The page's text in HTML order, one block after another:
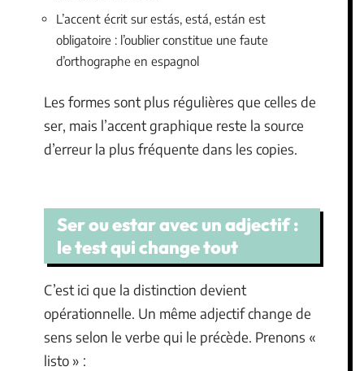
L’accent écrit sur estás, está, están est
obligatoire : l’oublier constitue une faute
d’orthographe en espagnol
Les formes sont plus régulières que celles de
ser, mais l’accent graphique reste la source
d’erreur la plus fréquente dans les copies.
Ser ou estar avec un adjectif :
le test qui change tout
C’est ici que la distinction devient
opérationnelle. Un même adjectif change de
sens selon le verbe qui le précède. Prenons «
listo » :